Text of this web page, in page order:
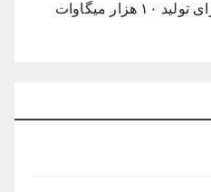
قرارداد ۱۰ میلیارد دالری برای تولید ۱۰ هزار میگاوات